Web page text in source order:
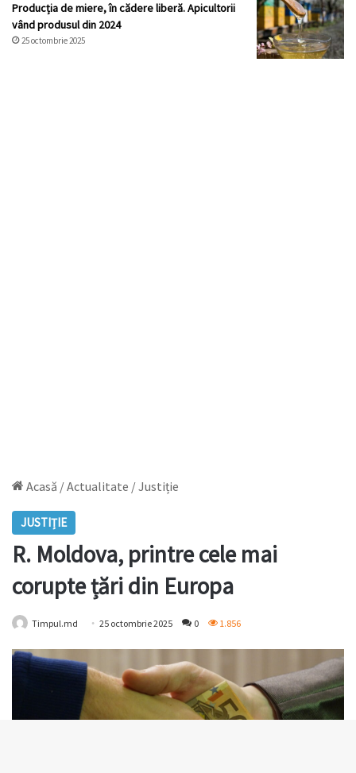
Producția de miere, în cădere liberă. Apicultorii
vând produsul din 2024
25 octombrie 2025